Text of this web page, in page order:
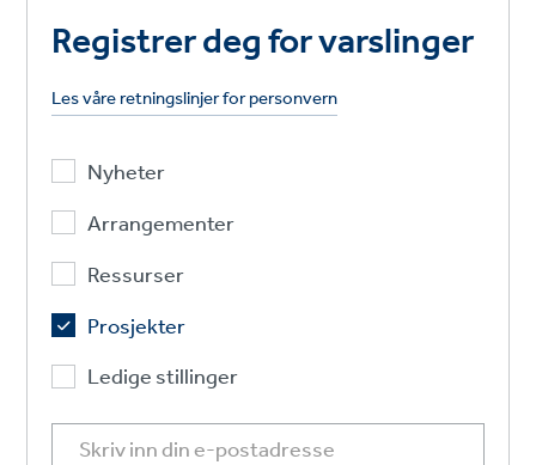
Registrer deg for varslinger
Les våre retningslinjer for personvern
Nyheter
Arrangementer
Ressurser
Prosjekter
Ledige stillinger